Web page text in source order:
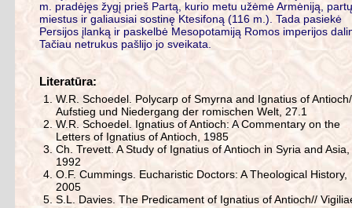
m. pradėjęs žygį prieš Partą, kurio metu užėmė Armėniją,
miestus ir galiausiai sostinę Ktesifoną (116 m.). Tada pasiekė
Persijos įlanką ir paskelbė Mesopotamiją Romos imperijos
Tačiau netrukus pašlijo jo sveikata.
Literatūra:
W.R. Schoedel. Polycarp of Smyrna and Ignatius of
Aufstieg und Niedergang der romischen Welt, 27.1
W.R. Schoedel. Ignatius of Antioch: A Commentary on the
Letters of Ignatius of Antioch, 1985
Ch. Trevett. A Study of Ignatius of Antioch in Syria and Asia,
1992
O.F. Cummings. Eucharistic Doctors: A Theological History,
2005
S.L. Davies. The Predicament of Ignatius of Antioch//